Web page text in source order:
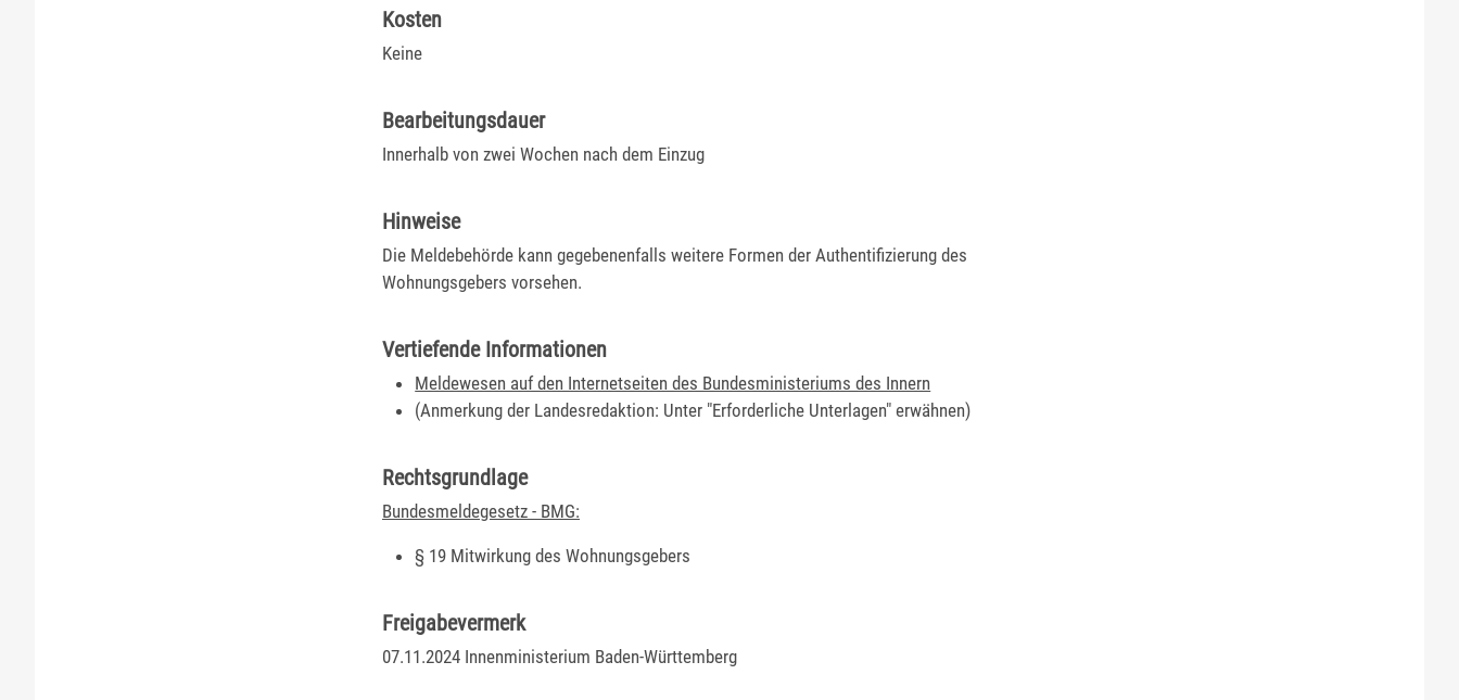
Kosten
Keine
Bearbeitungsdauer
Innerhalb von zwei Wochen nach dem Einzug
Hinweise
Die Meldebehörde kann gegebenenfalls weitere Formen der Authentifizierung des
Wohnungsgebers vorsehen.
Vertiefende Informationen
Meldewesen auf den Internetseiten des Bundesministeriums des Innern
(Anmerkung der Landesredaktion: Unter "Erforderliche Unterlagen" erwähnen)
Rechtsgrundlage
Bundesmeldegesetz - BMG:
§ 19 Mitwirkung des Wohnungsgebers
Freigabevermerk
07.11.2024 Innenministerium Baden-Württemberg